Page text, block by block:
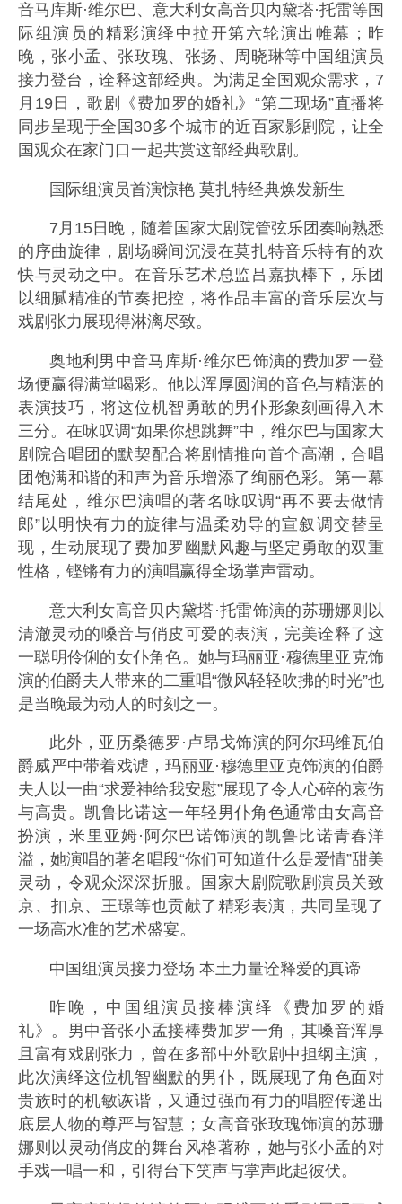
音马库斯·维尔巴、意大利女高音贝内黛塔·托雷等国
际组演员的精彩演绎中拉开第六轮演出帷幕；昨
晚，张小孟、张玫瑰、张扬、周晓琳等中国组演员
接力登台，诠释这部经典。为满足全国观众需求，7
月19日，歌剧《费加罗的婚礼》“第二现场”直播将
同步呈现于全国30多个城市的近百家影剧院，让全
国观众在家门口一起共赏这部经典歌剧。
国际组演员首演惊艳 莫扎特经典焕发新生
7月15日晚，随着国家大剧院管弦乐团奏响熟悉
的序曲旋律，剧场瞬间沉浸在莫扎特音乐特有的欢
快与灵动之中。在音乐艺术总监吕嘉执棒下，乐团
以细腻精准的节奏把控，将作品丰富的音乐层次与
戏剧张力展现得淋漓尽致。
奥地利男中音马库斯·维尔巴饰演的费加罗一登
场便赢得满堂喝彩。他以浑厚圆润的音色与精湛的
表演技巧，将这位机智勇敢的男仆形象刻画得入木
三分。在咏叹调“如果你想跳舞”中，维尔巴与国家大
剧院合唱团的默契配合将剧情推向首个高潮，合唱
团饱满和谐的和声为音乐增添了绚丽色彩。第一幕
结尾处，维尔巴演唱的著名咏叹调“再不要去做情
郎”以明快有力的旋律与温柔劝导的宣叙调交替呈
现，生动展现了费加罗幽默风趣与坚定勇敢的双重
性格，铿锵有力的演唱赢得全场掌声雷动。
意大利女高音贝内黛塔·托雷饰演的苏珊娜则以
清澈灵动的嗓音与俏皮可爱的表演，完美诠释了这
一聪明伶俐的女仆角色。她与玛丽亚·穆德里亚克饰
演的伯爵夫人带来的二重唱“微风轻轻吹拂的时光”也
是当晚最为动人的时刻之一。
此外，亚历桑德罗·卢昂戈饰演的阿尔玛维瓦伯
爵威严中带着戏谑，玛丽亚·穆德里亚克饰演的伯爵
夫人以一曲“求爱神给我安慰”展现了令人心碎的哀伤
与高贵。凯鲁比诺这一年轻男仆角色通常由女高音
扮演，米里亚姆·阿尔巴诺饰演的凯鲁比诺青春洋
溢，她演唱的著名唱段“你们可知道什么是爱情”甜美
灵动，令观众深深折服。国家大剧院歌剧演员关致
京、扣京、王璟等也贡献了精彩表演，共同呈现了
一场高水准的艺术盛宴。
中国组演员接力登场 本土力量诠释爱的真谛
昨晚，中国组演员接棒演绎《费加罗的婚
礼》。男中音张小孟接棒费加罗一角，其嗓音浑厚
且富有戏剧张力，曾在多部中外歌剧中担纲主演，
此次演绎这位机智幽默的男仆，既展现了角色面对
贵族时的机敏诙谐，又通过强而有力的唱腔传递出
底层人物的尊严与智慧；女高音张玫瑰饰演的苏珊
娜则以灵动俏皮的舞台风格著称，她与张小孟的对
手戏一唱一和，引得台下笑声与掌声此起彼伏。